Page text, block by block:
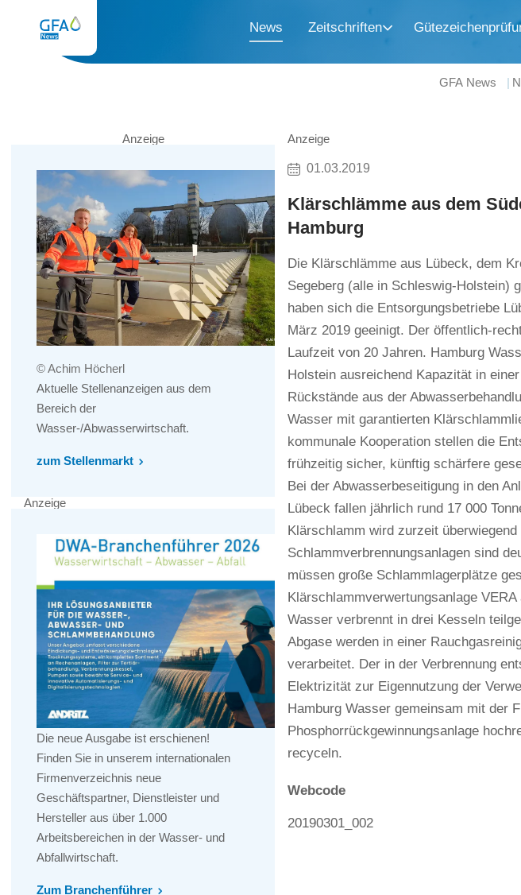
News Zeitschriften
GFA News
Anzeige
01.03.2019
Klärschlämme aus dem
Hamburg
Die Klärschlämme aus Lübeck, dem
Segeberg (alle in Schleswig-Holstein)
haben sich die Entsorgungsbetriebe
März 2019 geeinigt. Der öffentlich-
Laufzeit von 20 Jahren. Hamburg
Holstein ausreichend Kapazität in
Rückstände aus der
Wasser mit garantierten
kommunale Kooperation stellen die
frühzeitig sicher, künftig schärfere
Bei der Abwasserbeseitigung in den
Lübeck fallen jährlich rund 17 000
Klärschlamm wird zurzeit
Schlammverbrennungsanlagen sind
müssen große Schlammlagerplätze
Klärschlammverwertungsanlage
Wasser verbrennt in drei Kesseln
Abgase werden in einer
verarbeitet. Der in der Verbrennung
Elektrizität zur Eigennutzung der
Hamburg Wasser gemeinsam mit der
Phosphorrückgewinnungsanlage
recyceln.
Webcode
20190301_002
Anzeige
© Achim Höcherl
Aktuelle Stellenanzeigen aus dem
Bereich der
Wasser-/Abwasserwirtschaft.
zum Stellenmarkt
Anzeige
Die neue Ausgabe ist erschienen!
Finden Sie in unserem internationalen
Firmenverzeichnis neue
Geschäftspartner, Dienstleister und
Hersteller aus über 1.000
Arbeitsbereichen in der Wasser- und
Abfallwirtschaft.
Zum Branchenführer